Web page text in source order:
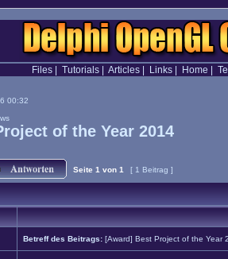
Files| Tutorials| Articles| Links| Home
00:32
of the Year 2014
Seite 1 von 1 [ 1 Beitrag ]
Betreff des Beitrags: [Award] Best Project of the Year